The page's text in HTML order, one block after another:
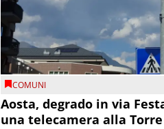
COMUNI
Aosta, degrado in via
una telecamera alla